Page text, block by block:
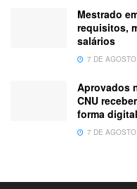
Mestrado
requisitos,
salários
7 DE
Aprovados
CNU
forma digital
7 DE